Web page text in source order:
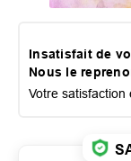
Insatisfait de
Nous le
Votre satisfaction